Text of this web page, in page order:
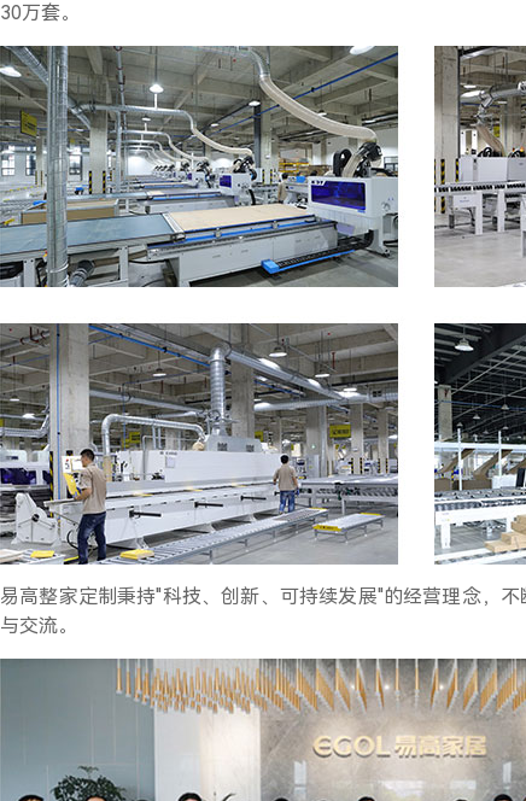
30万套。
易高整家定制秉持"科技、创新、可持续发展"的经营理念，
与交流。